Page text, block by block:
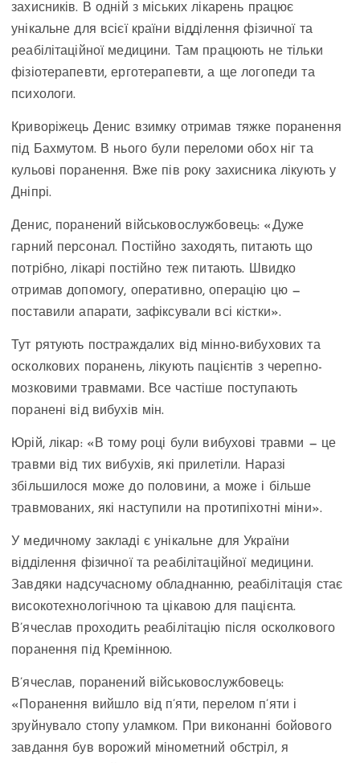
захисників. В одній з міських лікарень працює
унікальне для всієї країни відділення фізичної та
реабілітаційної медицини. Там працюють не тільки
фізіотерапевти, ерготерапевти, а ще логопеди та
психологи.
Криворіжець Денис взимку отримав тяжке поранення
під Бахмутом. В нього були переломи обох ніг та
кульові поранення. Вже пів року захисника лікують у
Дніпрі.
Денис, поранений військовослужбовець: «Дуже
гарний персонал. Постійно заходять, питають що
потрібно, лікарі постійно теж питають. Швидко
отримав допомогу, оперативно, операцію цю —
поставили апарати, зафіксували всі кістки».
Тут рятують постраждалих від мінно-вибухових та
осколкових поранень, лікують пацієнтів з черепно-
мозковими травмами. Все частіше поступають
поранені від вибухів мін.
Юрій, лікар: «В тому році були вибухові травми — це
травми від тих вибухів, які прилетіли. Наразі
збільшилося може до половини, а може і більше
травмованих, які наступили на протипіхотні міни».
У медичному закладі є унікальне для України
відділення фізичної та реабілітаційної медицини.
Завдяки надсучасному обладнанню, реабілітація стає
високотехнологічною та цікавою для пацієнта.
В’ячеслав проходить реабілітацію після осколкового
поранення під Кремінною.
В’ячеслав, поранений військовослужбовець:
«Поранення вийшло від п’яти, перелом п’яти і
зруйнувало стопу уламком. При виконанні бойового
завдання був ворожий мінометний обстріл, я